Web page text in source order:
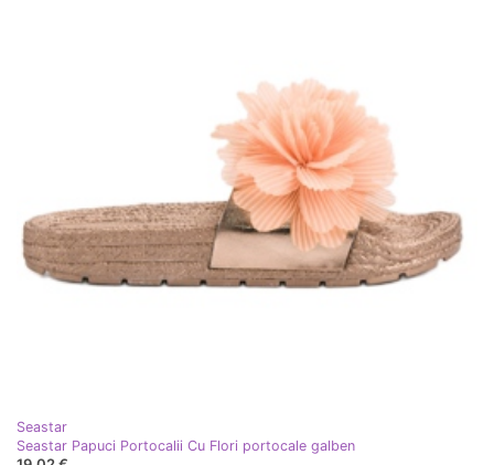
Seastar
Seastar Papuci Portocalii Cu Flori portocale galben